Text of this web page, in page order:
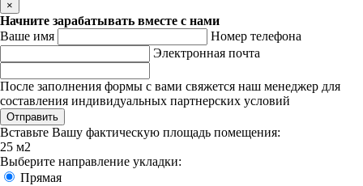
×
Начните зарабатывать вместе с нами
Ваше имя
Номер телефона
Электронная почта
После заполнения формы с вами свяжется наш менеджер для
составления индивидуальных партнерских условий
Вставьте Вашу фактическую площадь помещения:
25 м2
Выберите направление укладки:
Прямая